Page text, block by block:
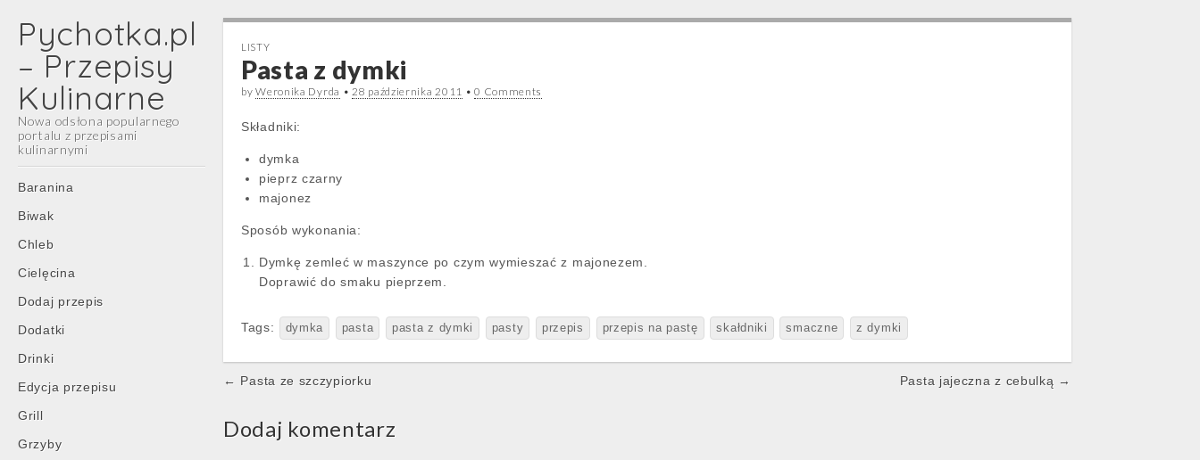
Pychotka.pl
– Przepisy
Kulinarne
Nowa odsłona popularnego
portalu z przepisami
kulinarnymi
Main
menu
Skip
content
Baranina
Biwak
Chleb
Cielęcina
Dodaj przepis
Dodatki
Drinki
Edycja przepisu
Grill
Grzyby
LISTY
Pasta z dymki
byWeronika Dyrda •28 października 2011 •0 Comments
Składniki:
dymka
pieprz czarny
majonez
Sposób wykonania:
Dymkę zemleć w maszynce po czym wymieszać z majonezem.
Doprawić do smaku pieprzem.
Tags: dymka pasta pasta z dymki pasty przepis przepis na pastę skałdniki smaczne z dymki
Post
← Pasta ze szczypiorku Pasta jajeczna z cebulką →
Dodaj komentarz